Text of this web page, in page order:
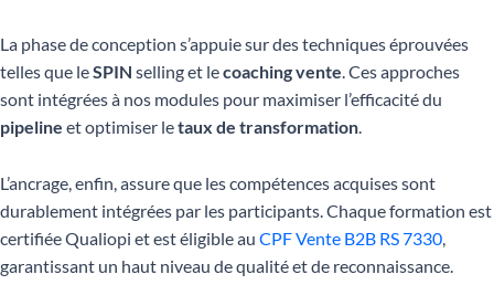
La phase de conception s’appuie sur des techniques éprouvées
telles que leSPIN selling et lecoaching vente. Ces approches
sont intégrées à nos modules pour maximiser l’efficacité du
pipeline et optimiser letaux de transformation.
L’ancrage, enfin, assure que les compétences acquises sont
durablement intégrées par les participants. Chaque formation est
certifiée Qualiopi et est éligible au CPF Vente B2B RS 7330
garantissant un haut niveau de qualité et de reconnaissance.